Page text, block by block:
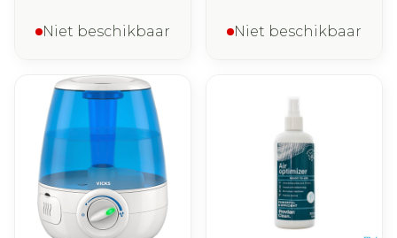
Niet beschikbaar Niet beschikbaar